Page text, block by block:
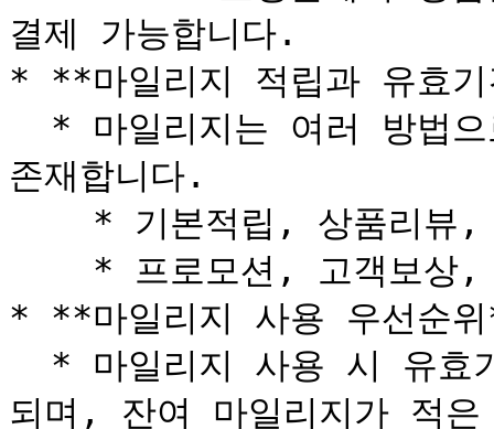
결제 가능합니다.
* **마일리지 적립과 유효
존재합니다.
* **마일리지 사용 우선순
되며, 잔여 마일리지가 적